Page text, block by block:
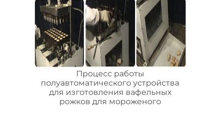
Процесс работы
полуавтоматического устройства
для изготовления вафельных
рожков для мороженого